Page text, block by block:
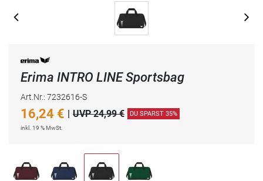
Erima INTRO LINE Sportsbag
Art.Nr.: 7232616-S
16,24 € | UVP 24,99 € DU SPARST 35%
inkl. 19 % MwSt.